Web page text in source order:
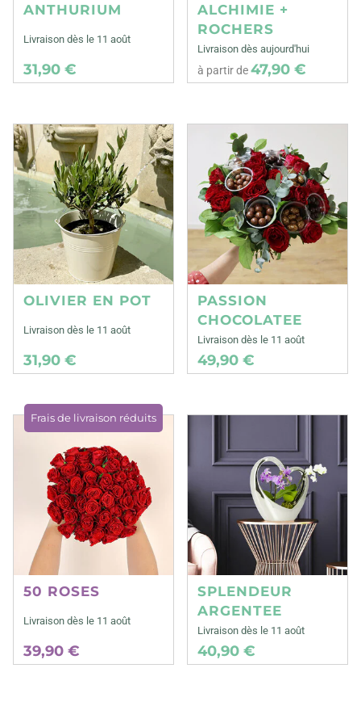
ANTHURIUM
Livraison dès le 11 août
31,90 €
ALCHIMIE +
ROCHERS
Livraison dès aujourd'hui
à partir de47,90 €
OLIVIER EN POT
Livraison dès le 11 août
31,90 €
PASSION
CHOCOLATEE
Livraison dès le 11 août
49,90 €
Frais de livraison réduits
50 ROSES
Livraison dès le 11 août
39,90 €
SPLENDEUR
ARGENTEE
Livraison dès le 11 août
40,90 €